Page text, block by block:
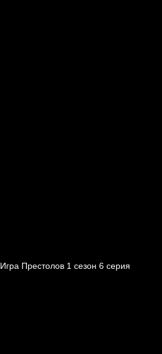
Игра Престолов 1 cезон 6 cерия